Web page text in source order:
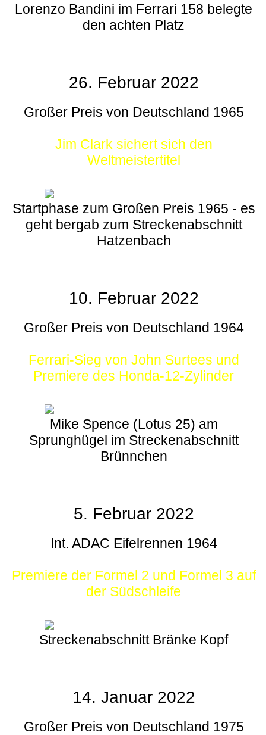
Lorenzo Bandini im Ferrari 158 belegte
den achten Platz
26. Februar 2022
Großer Preis von Deutschland 1965
Jim Clark sichert sich den
Weltmeistertitel
Startphase zum Großen Preis 1965 - es
geht bergab zum Streckenabschnitt
Hatzenbach
10. Februar 2022
Großer Preis von Deutschland 1964
Ferrari-Sieg von John Surtees und
Premiere des Honda-12-Zylinder
Mike Spence (Lotus 25) am
Sprunghügel im Streckenabschnitt
Brünnchen
5. Februar 2022
Int. ADAC Eifelrennen 1964
Premiere der Formel 2 und Formel 3 auf
der Südschleife
Streckenabschnitt Bränke Kopf
14. Januar 2022
Großer Preis von Deutschland 1975